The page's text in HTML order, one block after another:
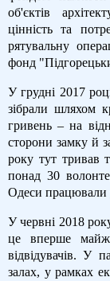
об'єктів
цінність та
рятувальну
фонд
У грудні 2017
зібрали шляхом
гривень – на
сторони замку й
року тут тривав
понад 30
Одеси працювали
У червні 2018
це вперше
відвідувачів. У
залах, у рамках